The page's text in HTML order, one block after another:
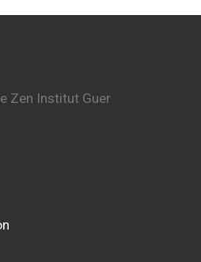
Zen Institut Guer